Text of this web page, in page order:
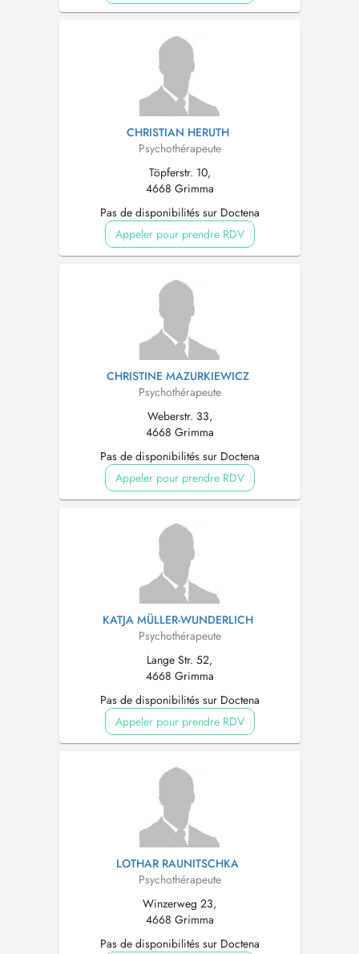
CHRISTIAN HERUTH
Psychothérapeute
Töpferstr. 10,
4668 Grimma
Pas de disponibilités sur Doctena
Appeler pour prendre RDV
CHRISTINE MAZURKIEWICZ
Psychothérapeute
Weberstr. 33,
4668 Grimma
Pas de disponibilités sur Doctena
Appeler pour prendre RDV
KATJA MÜLLER-WUNDERLICH
Psychothérapeute
Lange Str. 52,
4668 Grimma
Pas de disponibilités sur Doctena
Appeler pour prendre RDV
LOTHAR RAUNITSCHKA
Psychothérapeute
Winzerweg 23,
4668 Grimma
Pas de disponibilités sur Doctena